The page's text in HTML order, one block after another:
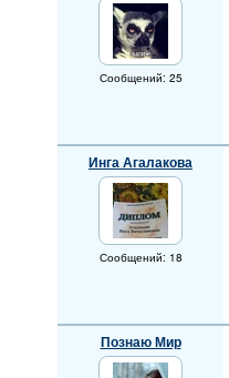
Сообщений: 25
Инга Агалакова
Сообщений: 18
Познаю Мир